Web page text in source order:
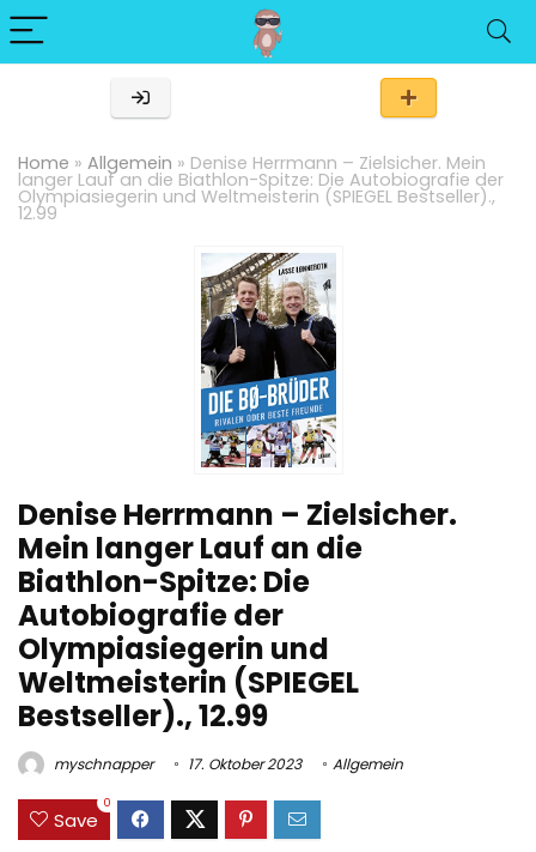
Home » Allgemein » Denise Herrmann – Zielsicher. Mein
langer Lauf an die Biathlon-Spitze: Die Autobiografie der
Olympiasiegerin und Weltmeisterin (SPIEGEL Bestseller).,
12.99
Denise Herrmann – Zielsicher.
Mein langer Lauf an die
Biathlon-Spitze: Die
Autobiografie der
Olympiasiegerin und
Weltmeisterin (SPIEGEL
Bestseller)., 12.99
myschnapper 17. Oktober 2023 Allgemein
Save
0